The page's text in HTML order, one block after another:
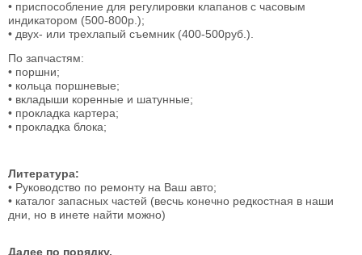
• приспособление для регулировки клапанов с часовым
индикатором (500-800р.);
• двух- или трехлапый съемник (400-500руб.).
По запчастям:
• поршни;
• кольца поршневые;
• вкладыши коренные и шатунные;
• прокладка картера;
• прокладка блока;
Литература:
• Руководство по ремонту на Ваш авто;
• каталог запасных частей (весчь конечно редкостная в наши
дни, но в инете найти можно)
Далее по порядку.